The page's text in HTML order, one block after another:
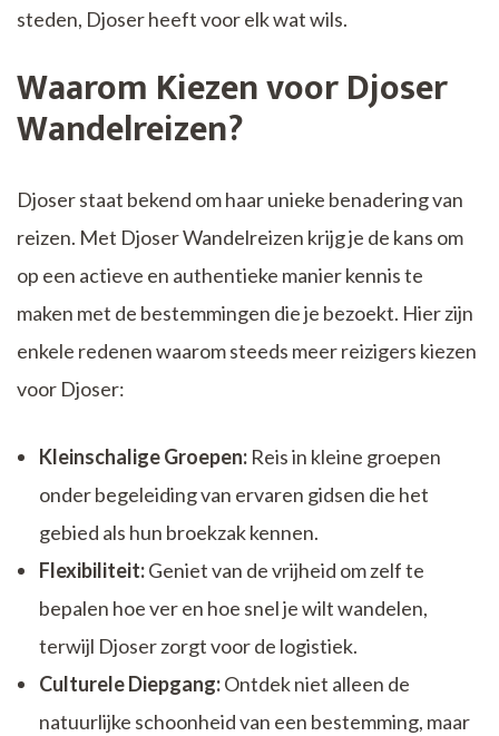
steden, Djoser heeft voor elk wat wils.
Waarom Kiezen voor Djoser
Wandelreizen?
Djoser staat bekend om haar unieke benadering van
reizen. Met Djoser Wandelreizen krijg je de kans om
op een actieve en authentieke manier kennis te
maken met de bestemmingen die je bezoekt. Hier zijn
enkele redenen waarom steeds meer reizigers kiezen
voor Djoser:
Kleinschalige Groepen: Reis in kleine groepen
onder begeleiding van ervaren gidsen die het
gebied als hun broekzak kennen.
Flexibiliteit:Geniet van de vrijheid om zelf te
bepalen hoe ver en hoe snel je wilt wandelen,
terwijl Djoser zorgt voor de logistiek.
Culturele Diepgang:Ontdek niet alleen de
natuurlijke schoonheid van een bestemming, maar